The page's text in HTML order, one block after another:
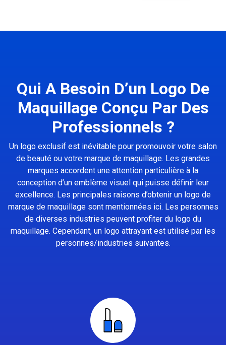
Qui A Besoin D’un Logo De
Maquillage Conçu Par Des
Professionnels ?
Un logo exclusif est inévitable pour promouvoir votre salon
de beauté ou votre marque de maquillage. Les grandes
marques accordent une attention particulière à la
conception d’un emblème visuel qui puisse définir leur
excellence. Les principales raisons d’obtenir un logo de
marque de maquillage sont mentionnées ici. Les personnes
de diverses industries peuvent profiter du logo du
maquillage. Cependant, un logo attrayant est utilisé par les
personnes/industries suivantes.